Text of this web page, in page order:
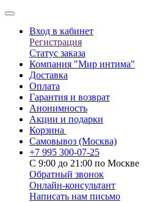
Вход в кабинет
Регистрация
Статус заказа
Компания "Мир интима"
Доставка
Оплата
Гарантия и возврат
Анонимность
Акции и подарки
Корзина
Самовывоз (Москва)
+7 995 300-07-25
С 9:00 до 21:00 по Москве
Обратный звонок
Онлайн-консультант
Написать нам письмо